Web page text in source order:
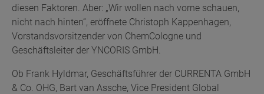
diesen Faktoren. Aber: „Wir wollen nach vorne schauen,
nicht nach hinten“, eröffnete Christoph Kappenhagen,
Vorstandsvorsitzender von ChemCologne und
Geschäftsleiter der YNCORIS GmbH.
Ob Frank Hyldmar, Geschäftsführer der CURRENTA GmbH
& Co. OHG, Bart van Assche, Vice President Global